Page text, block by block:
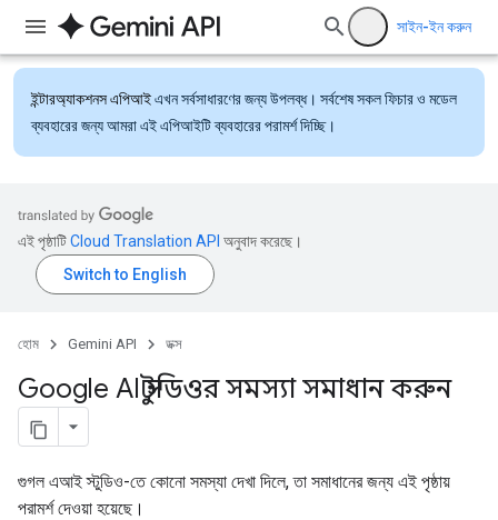
সাইন-ইন করুন
ইন্টারঅ্যাকশনস এপিআইএখন সর্বসাধারণের জন্য উপলব্ধ। সর্বশেষ সকল ফিচার ও মডেল
ব্যবহারের জন্য আমরা এই এপিআইটি ব্যবহারের পরামর্শ দিচ্ছি।
এই পৃষ্ঠাটিCloud Translation API অনুবাদ করেছে।
হোম Gemini API ডক্স
Google AI স্টুডিওর সমস্যা সমাধান করুন
গুগল এআই স্টুডিও-তে কোনো সমস্যা দেখা দিলে, তা সমাধানের জন্য এই পৃষ্ঠায়
পরামর্শ দেওয়া হয়েছে।